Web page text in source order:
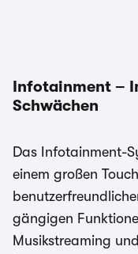
Infotainment –
Schwächen
Das Infotainment-
einem großen
gängigen
Musikstreaming